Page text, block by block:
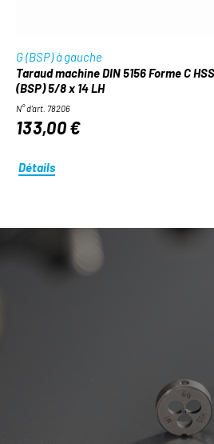
G (BSP) à gauche
Taraud machine DIN 5156 Forme C
(BSP) 5/8 x 14 LH
N° d'art. 78206
133,00 €
Détails